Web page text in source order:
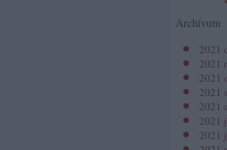
Archívum
2021
2021
2021
2021
2021
2021
2021